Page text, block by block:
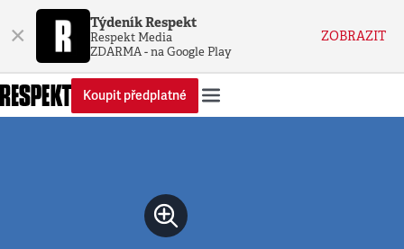
× Týdeník Respekt
Respekt Media
ZDARMA - na Google Play
ZOBRAZIT
Koupit předplatné